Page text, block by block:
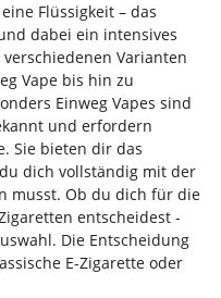
Flüssigkeit – das
dabei ein intensives
Varianten
Vape bis hin zu
Einweg Vapes sind
und erfordern
Sie bieten dir das
dich vollständig mit der
musst. Ob du dich für die
entscheidest -
Die Entscheidung
E-Zigarette oder